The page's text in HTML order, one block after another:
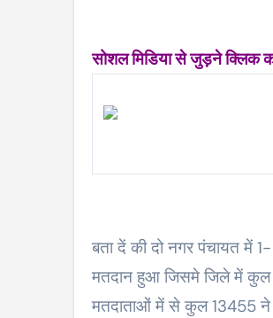
सोशल मिडिया से जुड़ने क्लिक
बता दें की दो नगर पंचायत में 1-
मतदान हुआ जिसमे जिले में कुल
मतदाताओं में से कुल 13455 ने